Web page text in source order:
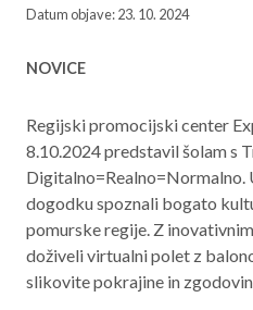
Invest Pomurje
PONI
REGIONALNI
Aktualno programsko
Obmejna problemska
Datum objave: 23. 10. 2024
NOVICE
Regijski promocijski center
8.10.2024 predstavil šolam s
Digitalno=Realno=Normalno.
dogodku spoznali bogato
pomurske regije. Z
doživeli virtualni polet z
slikovite pokrajine in